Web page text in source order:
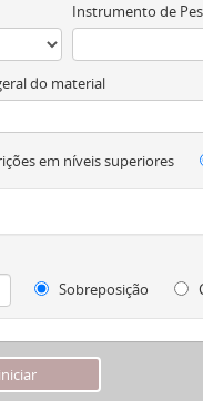
Instrumento de
do material
em níveis superiores
Sobreposição